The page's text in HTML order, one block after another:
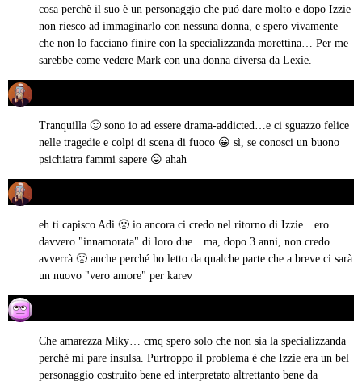
cosa perchè il suo è un personaggio che puó dare molto e dopo Izzie
non riesco ad immaginarlo con nessuna donna, e spero vivamente
che non lo facciano finire con la specializzanda morettina… Per me
sarebbe come vedere Mark con una donna diversa da Lexie.
detto:
Tranquilla 🙂 sono io ad essere drama-addicted…e ci sguazzo felice
nelle tragedie e colpi di scena di fuoco 😀 sì, se conosci un buono
psichiatra fammi sapere 😛 ahah
detto:
eh ti capisco Adi 🙁 io ancora ci credo nel ritorno di Izzie…ero
davvero "innamorata" di loro due…ma, dopo 3 anni, non credo
avverrà 🙁 anche perché ho letto da qualche parte che a breve ci sarà
un nuovo "vero amore" per karev
detto:
Che amarezza Miky… cmq spero solo che non sia la specializzanda
perchè mi pare insulsa. Purtroppo il problema è che Izzie era un bel
personaggio costruito bene ed interpretato altrettanto bene da